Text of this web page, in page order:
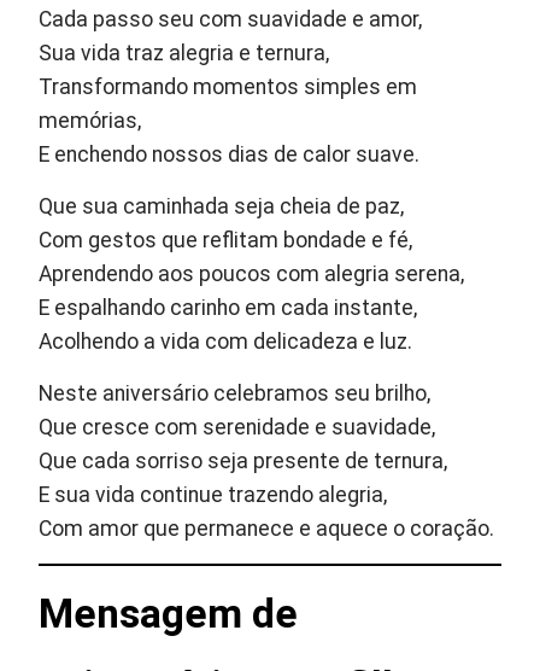
Cada passo seu com suavidade e amor,
Sua vida traz alegria e ternura,
Transformando momentos simples em
memórias,
E enchendo nossos dias de calor suave.
Que sua caminhada seja cheia de paz,
Com gestos que reflitam bondade e fé,
Aprendendo aos poucos com alegria serena,
E espalhando carinho em cada instante,
Acolhendo a vida com delicadeza e luz.
Neste aniversário celebramos seu brilho,
Que cresce com serenidade e suavidade,
Que cada sorriso seja presente de ternura,
E sua vida continue trazendo alegria,
Com amor que permanece e aquece o coração.
Mensagem de